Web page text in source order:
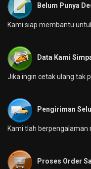
Belum Punya
Kami siap membantu
Data Kami
Jika ingin cetak ulang tak
Pengiriman
Kami tlah berpengalaman
Proses Order